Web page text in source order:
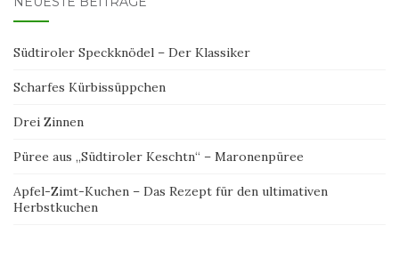
Südtiroler Speckknödel – Der Klassiker
Scharfes Kürbissüppchen
Drei Zinnen
Püree aus „Südtiroler Keschtn“ – Maronenpüree
Apfel-Zimt-Kuchen – Das Rezept für den ultimativen
Herbstkuchen